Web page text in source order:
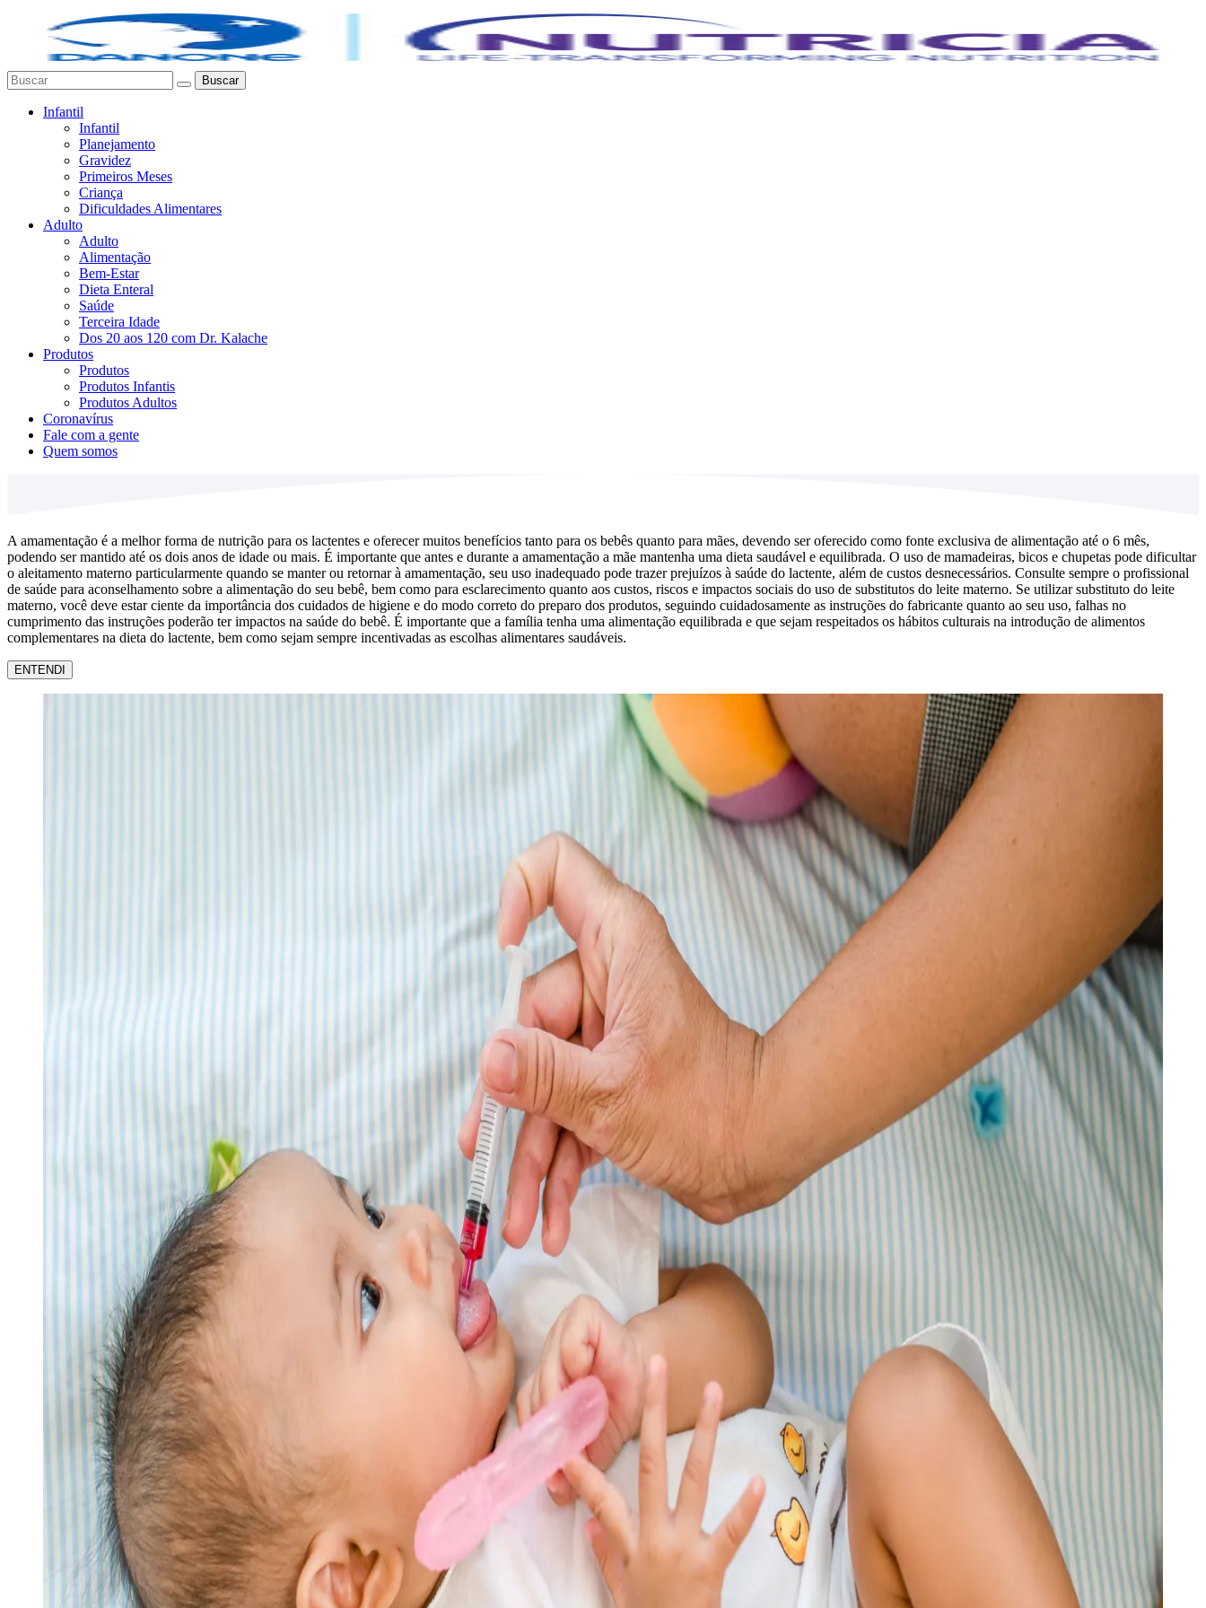
Buscar
Infantil
Infantil
Planejamento
Gravidez
Primeiros Meses
Criança
Dificuldades Alimentares
Adulto
Adulto
Alimentação
Bem-Estar
Dieta Enteral
Saúde
Terceira Idade
Dos 20 aos 120 com Dr. Kalache
Produtos
Produtos
Produtos Infantis
Produtos Adultos
Coronavírus
Fale com a gente
Quem somos
A amamentação é a melhor forma de nutrição para os lactentes e oferecer muitos benefícios tanto para os bebês quanto para mães, devendo ser oferecido como fonte exclusiva de alimentação até o 6 mês,
podendo ser mantido até os dois anos de idade ou mais. É importante que antes e durante a amamentação a mãe mantenha uma dieta saudável e equilibrada. O uso de mamadeiras, bicos e chupetas pode dificultar
o aleitamento materno particularmente quando se manter ou retornar à amamentação, seu uso inadequado pode trazer prejuízos à saúde do lactente, além de custos desnecessários. Consulte sempre o profissional
de saúde para aconselhamento sobre a alimentação do seu bebê, bem como para esclarecimento quanto aos custos, riscos e impactos sociais do uso de substitutos do leite materno. Se utilizar substituto do leite
materno, você deve estar ciente da importância dos cuidados de higiene e do modo correto do preparo dos produtos, seguindo cuidadosamente as instruções do fabricante quanto ao seu uso, falhas no
cumprimento das instruções poderão ter impactos na saúde do bebê. É importante que a família tenha uma alimentação equilibrada e que sejam respeitados os hábitos culturais na introdução de alimentos
complementares na dieta do lactente, bem como sejam sempre incentivadas as escolhas alimentares saudáveis.
ENTENDI